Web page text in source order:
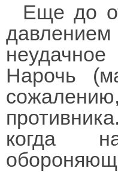
Еще до
Нарочь
когда